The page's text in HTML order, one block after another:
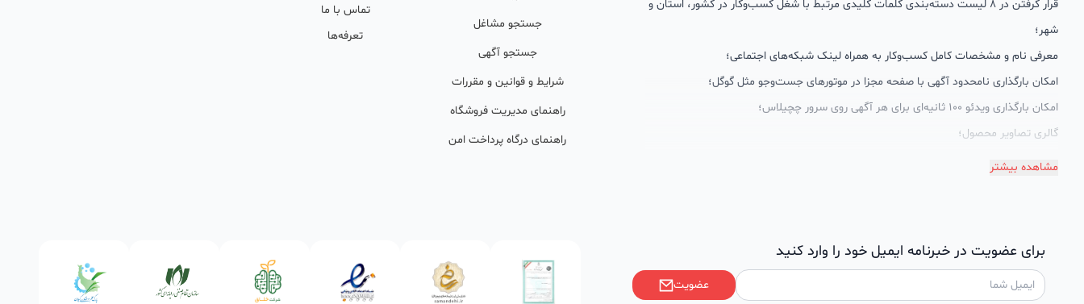
قرار گرفتن در 8 لیست دسته‌بندی کلمات کلیدی مرتبط با شغل کسب‌وکار در کشور، استان و
شهر؛
معرفی نام و مشخصات کامل کسب‌وکار به همراه لینک شبکه‌های اجتماعی؛
امکان بارگذاری نامحدود آگهی با صفحه مجزا در موتورهای جست‌وجو مثل گوگل؛
امکان بارگذاری ویدئو 100 ثانیه‌ای برای هر آگهی روی سرور چچیلاس؛
گالری تصاویر محصول؛
امکان دسته‌بندی آگهی‌ها
چچیلاس با کلمات کلیدی بسیار خوبی رتبه دریافت کرده و بازخورد‌های بسیار خوبی گرفته‌اند.
طی تماس‌های دوره‌ای پشتیبان‌ها (هر 45 روز تا 60 روز یک‌بار)، صاحبین کسب‌وکارها با
مشاهده بیشتر
جستجو مشاغل
جستجو آگهی
شرایط و قوانین و مقررات
راهنمای مدیریت فروشگاه
راهنمای درگاه پرداخت امن
تماس با ما
تعرفه‌ها
برای عضویت در خبرنامه ایمیل خود را وارد کنید
عضویت